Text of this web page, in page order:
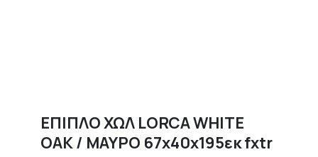
ΕΠΙΠΛΟ ΧΩΛ LORCA WHITE
OAK / ΜΑΥΡΟ 67x40x195εκ fxtr